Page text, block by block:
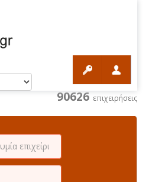
90626 επιχειρήσεις